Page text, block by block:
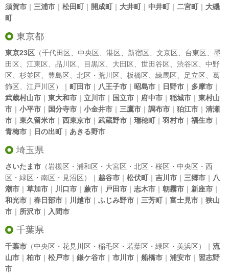
須賀市 ｜ 三浦市 ｜ 松田町｜ 開成町｜ 大井町｜ 中井町｜ 二宮町｜ 大磯
町
東京都
東京23区 （千代田区 中央区 港区 新宿区 文京区 台東区
墨
田区
江東区 品川区 目黒区 大田区 世田谷区 渋谷区
中野
区
杉並区 豊島区 北区 ・ 荒川区 板橋区 練馬区 足立区
葛
飾区
江戸川区）｜ 町田市 ｜ 八王子市 ｜ 昭島市 ｜ 日野市 ｜ 多摩市 ｜
武蔵村山市 ｜ 東大和市 ｜ 立川市 ｜ 国立市 ｜ 府中市 ｜ 稲城市 ｜ 東村山
市 ｜ 小平市 ｜ 国分寺市 ｜ 小金井市 ｜ 三鷹市 ｜ 調布市 ｜ 狛江市 ｜ 清瀬
市 ｜ 東久留米市 ｜ 西東京市 ｜ 武蔵野市 ｜ 瑞穂町｜ 羽村市 ｜ 福生市 ｜
青梅市 ｜ 日の出町｜ あきる野市
埼玉県
さいたま市 （岩槻区・浦和区・大宮区・北区・桜区・中央区・西
区・緑区・南区・見沼区）｜ 越谷市 ｜ 松伏町｜ 吉川市 ｜ 三郷市 ｜ 八
潮市 ｜ 草加市 ｜ 川口市 ｜ 蕨市 ｜ 戸田市 ｜ 志木市 ｜ 朝霧市 ｜ 新座市 ｜
和光市 ｜ 春日部市 ｜ 川越市 ｜ ふじみ野市 ｜ 三芳町｜ 富士見市 ｜ 狭山
市 ｜ 所沢市 ｜ 入間市
千葉県
千葉市 （中央区・花見川区・稲毛区・若葉区・緑区・美浜区）｜ 流
山市 ｜ 柏市 ｜ 松戸市 ｜ 鎌ケ谷市 ｜ 市川市 ｜ 船橋市 ｜ 浦安市 ｜ 習志野
市